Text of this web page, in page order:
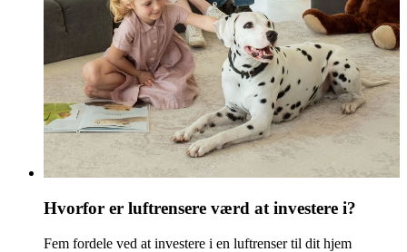
Hvorfor er luftrensere værd at investere i?
Fem fordele ved at investere i en luftrenser til dit hjem